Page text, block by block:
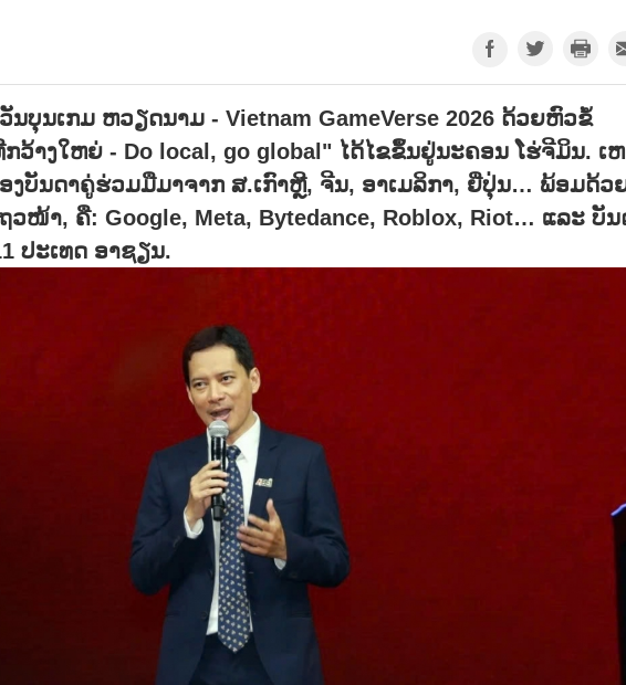
ນ​ບຸນ​ເກມ ຫວຽດ​ນາມ - Vietnam GameVerse 2026 ດ້ວຍ​ຫົວ​ຂໍ້
ວ້າງ​ໃຫຍ່​ - Do local, go global" ໄດ້ໄຂ​ຂຶ້ນ​ຢູ່​ນະ​ຄອນ ໂຮ່​ຈີ​ມິນ. ເ
ງບ​ັນ​ດາ​ຄູ່​ຮ່ວມ​ມື​ມາ​ຈາກ ສ.ເກົ​າຫຼີ, ຈີນ, ອາ​ເມ​ລິ​ກາ, ຍີ່​ປຸ່ນ… ພ້ອມ​ດ້ວ
ວ​ໜ້າ, ຄື: Google, Meta, Bytedance, Roblox, Riot… ແລະ ບັນ​
ປະ​ເທດ ອາ​ຊຽນ.